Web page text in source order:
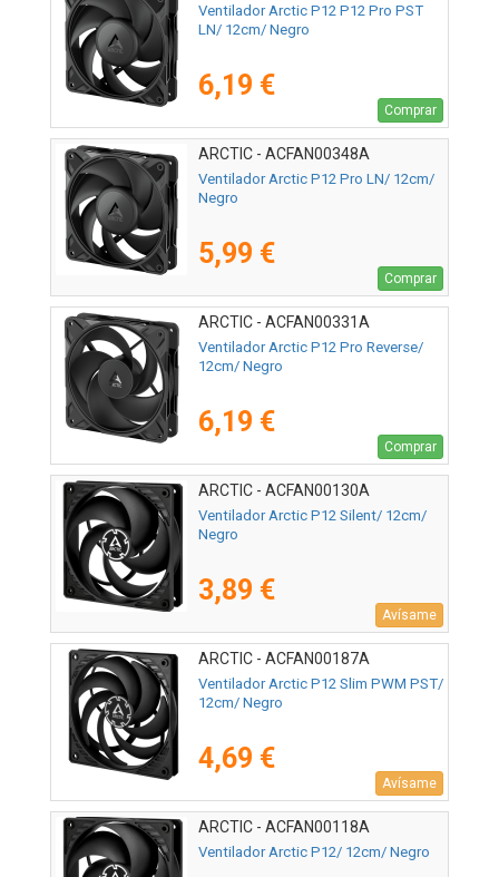
Ventilador Arctic P12 P12 Pro PST
LN/ 12cm/ Negro
6,19 €
Comprar
ARCTIC - ACFAN00348A
Ventilador Arctic P12 Pro LN/ 12cm/
Negro
5,99 €
Comprar
ARCTIC - ACFAN00331A
Ventilador Arctic P12 Pro Reverse/
12cm/ Negro
6,19 €
Comprar
ARCTIC - ACFAN00130A
Ventilador Arctic P12 Silent/ 12cm/
Negro
3,89 €
Avísame
ARCTIC - ACFAN00187A
Ventilador Arctic P12 Slim PWM PST/
12cm/ Negro
4,69 €
Avísame
ARCTIC - ACFAN00118A
Ventilador Arctic P12/ 12cm/ Negro